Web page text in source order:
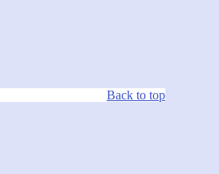
Back to top